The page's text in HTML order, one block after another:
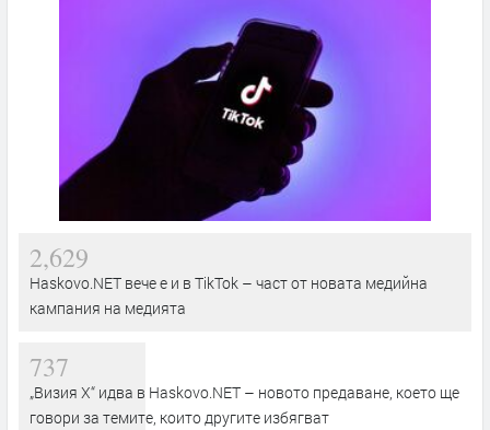
2,629
Haskovo.NET вече е и в TikTok – част от новата медийна
кампания на медията
737
„Визия Х“ идва в Haskovo.NET – новото предаване, което ще
говори за темите, които другите избягват